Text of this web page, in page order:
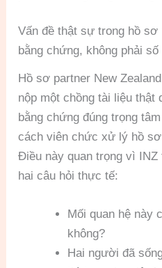
Vấn đề thật sự trong hồ
bằng chứng, không phải
Hồ sơ partner New
nộp một chồng tài liệu thật
bằng chứng đúng trọng
cách viên chức xử lý hồ
Điều này quan trọng vì
hai câu hỏi thực tế:
Mối quan hệ này
không?
Hai người đã